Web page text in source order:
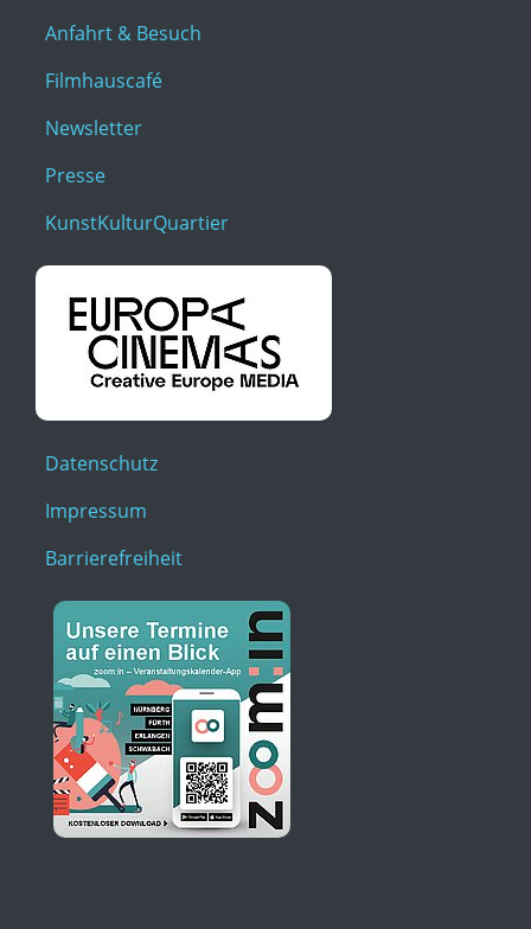
Anfahrt & Besuch
Filmhauscafé
Newsletter
Presse
KunstKulturQuartier
Datenschutz
Impressum
Barrierefreiheit